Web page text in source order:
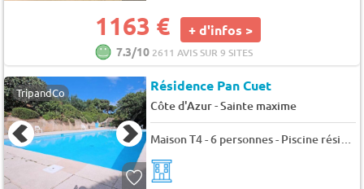
1163 € + d'infos >
7.3/10 2611 AVIS SUR 9 SITES
TripandCo Résidence Pan Cuet
Côte d'Azur-Sainte maxime
Maison T4 - 6 personnes - Piscine résidence - Climatisation - WiFi - Sainte Maxime - Classé 3* - 6 pers. - 86m2 - TV